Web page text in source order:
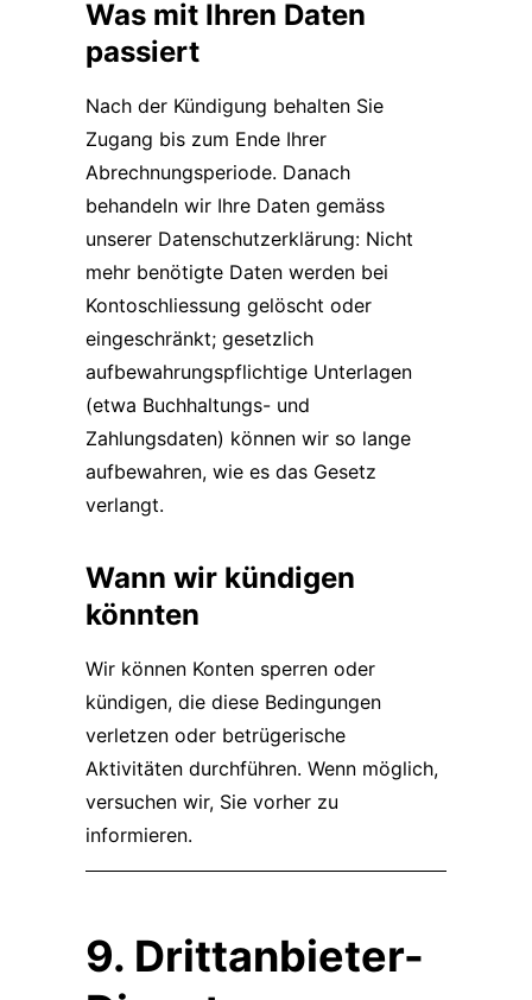
Was mit Ihren Daten
passiert
Nach der Kündigung behalten Sie
Zugang bis zum Ende Ihrer
Abrechnungsperiode. Danach
behandeln wir Ihre Daten gemäss
unserer Datenschutzerklärung: Nicht
mehr benötigte Daten werden bei
Kontoschliessung gelöscht oder
eingeschränkt; gesetzlich
aufbewahrungspflichtige Unterlagen
(etwa Buchhaltungs- und
Zahlungsdaten) können wir so lange
aufbewahren, wie es das Gesetz
verlangt.
Wann wir kündigen
könnten
Wir können Konten sperren oder
kündigen, die diese Bedingungen
verletzen oder betrügerische
Aktivitäten durchführen. Wenn möglich,
versuchen wir, Sie vorher zu
informieren.
9. Drittanbieter-